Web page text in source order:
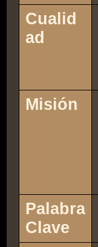
Cualid
ad
Misión
Palabra
Clave